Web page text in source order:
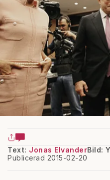
Text: Jonas Elvander
Publicerad 2015-02-20
Bild: